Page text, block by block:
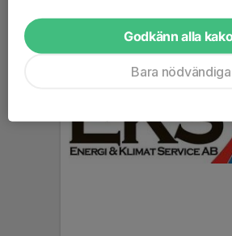
Godkänn alla
Bara nödvändiga